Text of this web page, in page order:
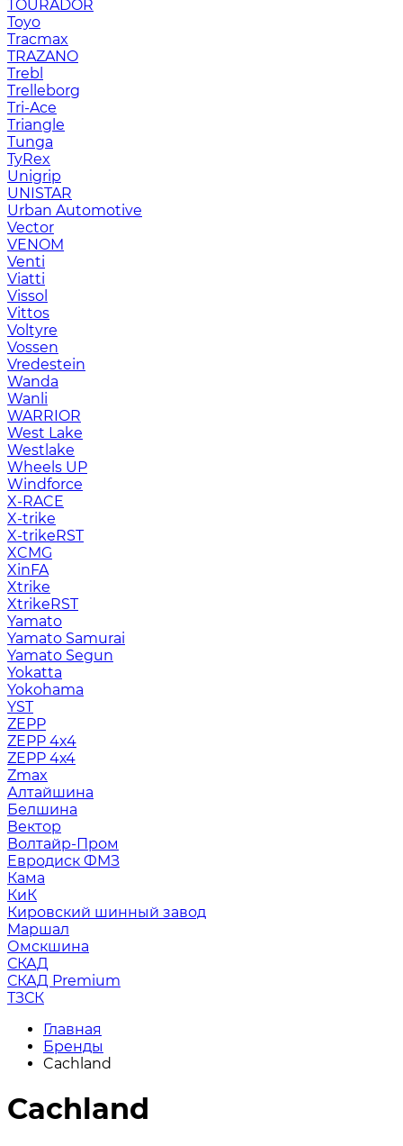
TOURADOR
Toyo
Tracmax
TRAZANO
Trebl
Trelleborg
Tri-Ace
Triangle
Tunga
TyRex
Unigrip
UNISTAR
Urban Automotive
Vector
VENOM
Venti
Viatti
Vissol
Vittos
Voltyre
Vossen
Vredestein
Wanda
Wanli
WARRIOR
West Lake
Westlake
Wheels UP
Windforce
X-RACE
X-trike
X-trikeRST
XCMG
XinFA
Xtrike
XtrikeRST
Yamato
Yamato Samurai
Yamato Segun
Yokatta
Yokohama
YST
ZEPP
ZEPP 4x4
ZEPP 4х4
Zmax
Алтайшина
Белшина
Вектор
Волтайр-Пром
Евродиск ФМЗ
Кама
КиК
Кировский шинный завод
Маршал
Омскшина
СКАД
СКАД Premium
ТЗСК
Главная
Бренды
Cachland
Cachland